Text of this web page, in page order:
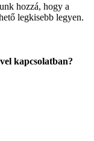
hozzá, hogy a
legkisebb legyen.
kapcsolatban?